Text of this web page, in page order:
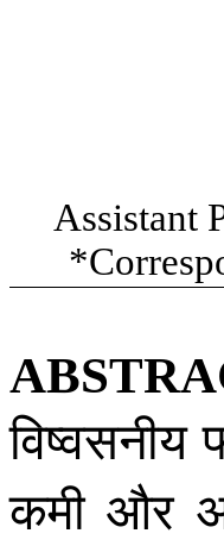
Assistant
विष्वसनीय
कमी और